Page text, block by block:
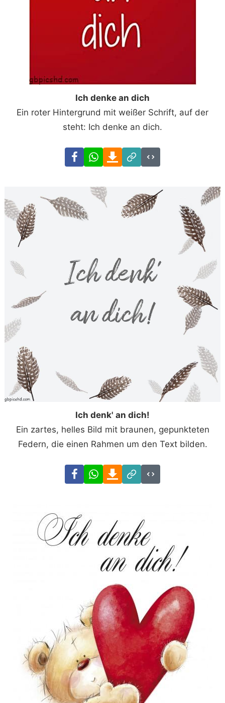
Ich denke an dich
Ein roter Hintergrund mit weißer Schrift, auf der
steht: Ich denke an dich.
FacebookWhatsAppDownload
Link
Code
Ich denk' an dich!
Ein zartes, helles Bild mit braunen, gepunkteten
Federn, die einen Rahmen um den Text bilden.
FacebookWhatsAppDownload
Link
Code